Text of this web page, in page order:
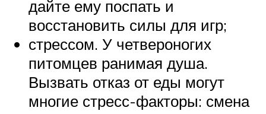
дайте ему поспать и
восстановить силы для игр;
стрессом. У четвероногих
питомцев ранимая душа.
Вызвать отказ от еды могут
многие стресс-факторы: смена